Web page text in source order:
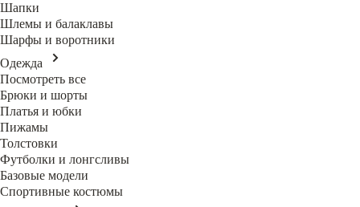
Шапки
Шлемы и балаклавы
Шарфы и воротники
Одежда
Посмотреть все
Брюки и шорты
Платья и юбки
Пижамы
Толстовки
Футболки и лонгсливы
Базовые модели
Спортивные костюмы